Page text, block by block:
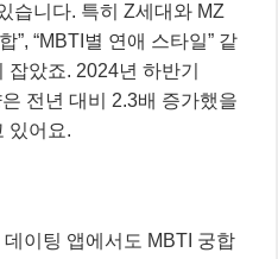
습니다. 특히 Z세대와 MZ
”, “MBTI별 연애 스타일” 같
았죠. 2024년 하반기
전년 대비 2.3배 증가했을
있어요.
이팅 앱에서도 MBTI 궁합